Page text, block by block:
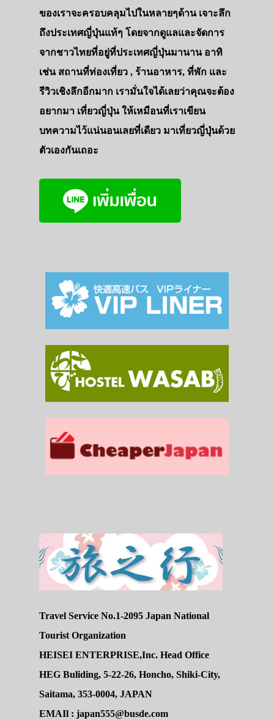
ของเราจะครอบคลุมไปในหลายๆด้าน เจาะลึก
ถึงประเทศญี่ปุ่นแท้ๆ โดยจากดูแลและจัดการ
จากชาวไทยที่อยู่ที่ประเทศญี่ปุ่นมานาน อาทิ
เช่น สถานที่ท่องเที่ยว , ร้านอาหาร, ที่พัก และ
รีวิวเชิงลึกอีกมาก เรามั่นใจได้เลยว่าคุณจะต้อง
อยากมา เที่ยวญี่ปุ่น ให้เหมือนที่เราเขียน
บทความไว้แน่นอนเลยที่เดียว มาเที่ยวญี่ปุ่นด้วย
ตัวเองกันเถอะ
Travel Service No.1-2095 Japan National
Tourist Organization
HEISEI ENTERPRISE,Inc. Head Office
HEG Buliding, 5-22-26, Honcho, Shiki-City,
Saitama, 353-0004, JAPAN
EMAIl : japan555@busde.com